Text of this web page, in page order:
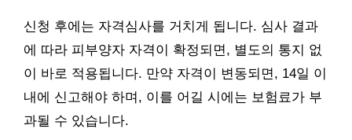
신청 후에는 자격심사를 거치게 됩니다. 심사 결과
에 따라 피부양자 자격이 확정되면, 별도의 통지 없
이 바로 적용됩니다. 만약 자격이 변동되면, 14일 이
내에 신고해야 하며, 이를 어길 시에는 보험료가 부
과될 수 있습니다.